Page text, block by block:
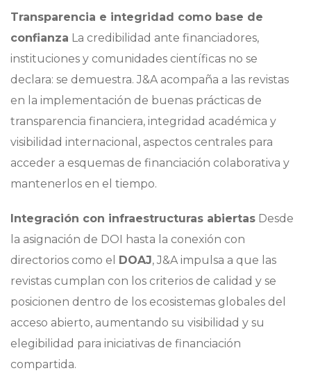
Transparencia e integridad como base de
confianza La credibilidad ante financiadores,
instituciones y comunidades científicas no se
declara: se demuestra. J&A acompaña a las revistas
en la implementación de buenas prácticas de
transparencia financiera, integridad académica y
visibilidad internacional, aspectos centrales para
acceder a esquemas de financiación colaborativa y
mantenerlos en el tiempo.
Integración con infraestructuras abiertas Desde
la asignación de DOI hasta la conexión con
directorios como el DOAJ, J&A impulsa a que las
revistas cumplan con los criterios de calidad y se
posicionen dentro de los ecosistemas globales del
acceso abierto, aumentando su visibilidad y su
elegibilidad para iniciativas de financiación
compartida.